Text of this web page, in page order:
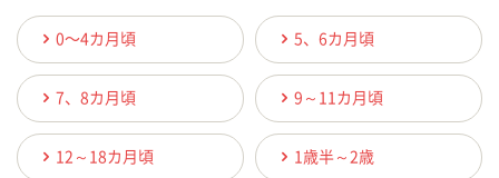
0〜4カ月頃 5、6カ月頃
7、8カ月頃 9～11カ月頃
12～18カ月頃 1歳半～2歳